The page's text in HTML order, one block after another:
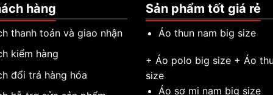
hàng
thanh toán và giao nhận
kiểm hàng
đổi trả hàng hóa
Sản phẩm tốt giá rẻ
Áo thun nam big size
+ Áo polo big size + Áo
size
Áo sơ mi nam big size